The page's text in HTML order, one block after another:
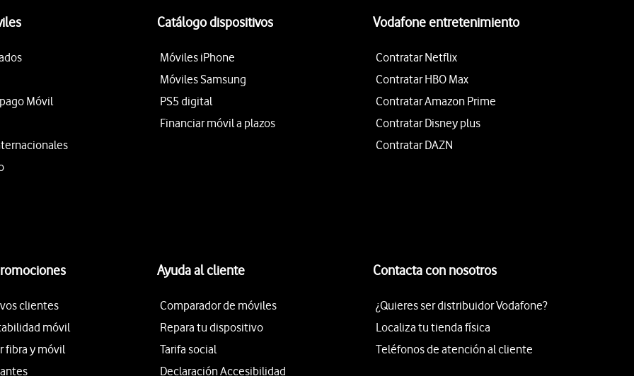
Móvil
Catálogo dispositivos
Móviles iPhone
Móviles Samsung
PS5 digital
Financiar móvil a plazos
Vodafone entretenimiento
Contratar Netflix
Contratar HBO Max
Contratar Amazon Prime
Contratar Disney plus
Contratar DAZN
clientes
móvil
fibra y móvil
Ayuda al cliente
Comparador de móviles
Repara tu dispositivo
Tarifa social
Declaración Accesibilidad
Contacta con nosotros
¿Quieres ser distribuidor Vodafone?
Localiza tu tienda física
Teléfonos de atención al cliente